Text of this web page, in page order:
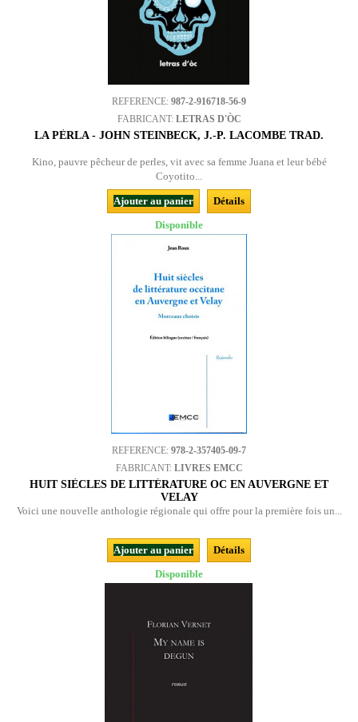
REFERENCE: 987-2-916718-56-9
FABRICANT: LETRAS D'ÒC
LA PÈRLA - JOHN STEINBECK, J.-P. LACOMBE TRAD.
Kino, pauvre pêcheur de perles, vit avec sa femme Juana et leur bébé
Coyotito...
Ajouter au panier
Détails
Disponible
REFERENCE: 978-2-357405-09-7
FABRICANT: LIVRES EMCC
HUIT SIÈCLES DE LITTÉRATURE OC EN AUVERGNE ET
VELAY
Voici une nouvelle anthologie régionale qui offre pour la première fois un...
Ajouter au panier
Détails
Disponible